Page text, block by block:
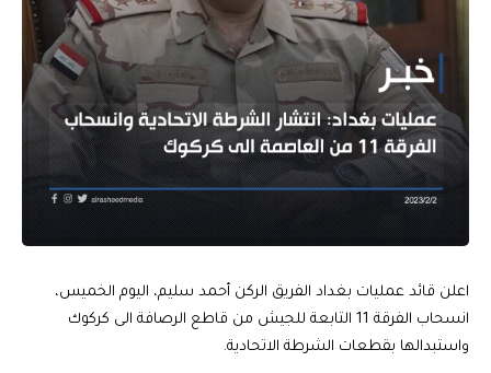
اعلن قائد عمليات بغداد الفريق الركن أحمد سليم، اليوم الخميس،
انسحاب الفرقة 11 التابعة للجيش من قاطع الرصافة الى كركوك
واستبدالها بقطعات الشرطة الاتحادية.